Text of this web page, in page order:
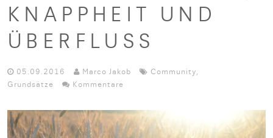
KNAPPHEIT UND
ÜBERFLUSS
05.09.2016 Marco Jakob Community,
Grundsätze
Kommentare